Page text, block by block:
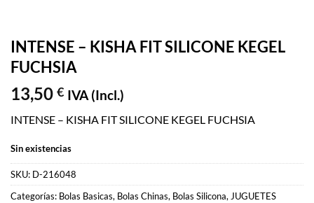
INTENSE – KISHA FIT SILICONE KEGEL
FUCHSIA
13,50 € IVA (Incl.)
INTENSE – KISHA FIT SILICONE KEGEL FUCHSIA
Sin existencias
SKU: D-216048
Categorías: Bolas Basicas, Bolas Chinas, Bolas Silicona, JUGUETES